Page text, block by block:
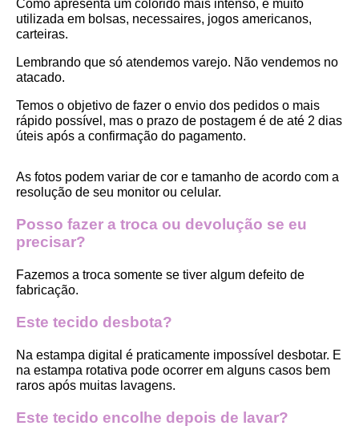
Como apresenta um colorido mais intenso, é muito
utilizada em bolsas, necessaires, jogos americanos,
carteiras.
Lembrando que só atendemos varejo. Não vendemos no
atacado.
Temos o objetivo de fazer o envio dos pedidos o mais
rápido possível, mas o prazo de postagem é de até 2 dias
úteis após a confirmação do pagamento.
As fotos podem variar de cor e tamanho de acordo com a
resolução de seu monitor ou celular.
Posso fazer a troca ou devolução se eu
precisar?
Fazemos a troca somente se tiver algum defeito de
fabricação.
Este tecido desbota?
Na estampa digital é praticamente impossível desbotar. E
na estampa rotativa pode ocorrer em alguns casos bem
raros após muitas lavagens.
Este tecido encolhe depois de lavar?